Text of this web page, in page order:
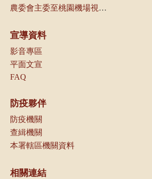
農委會主委至桃園機場視察邊境管制作業
宣導資料
影音專區
平面文宣
FAQ
防疫夥伴
防疫機關
查緝機關
本署轄區機關資料
相關連結